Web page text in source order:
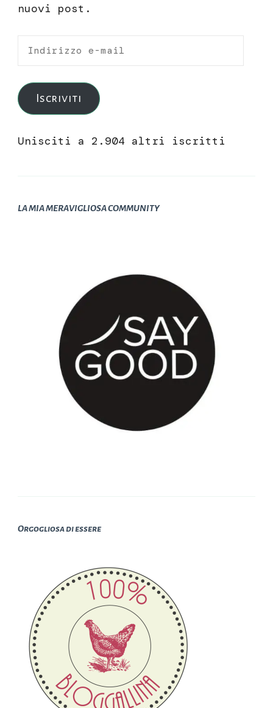
nuovi post.
Indirizzo
mail
Iscriviti
Unisciti a 2.904 altri iscritti
LA MIA MERAVIGLIOSA COMMUNITY
Orgogliosa di essere